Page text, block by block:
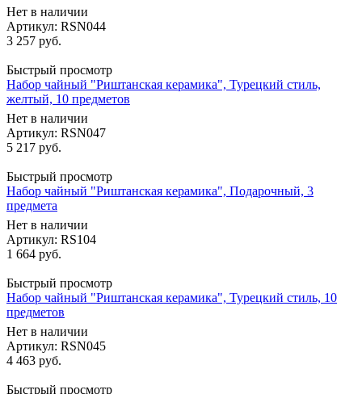
Нет в наличии
Артикул: RSN044
3 257 руб.
Быстрый просмотр
Набор чайный "Риштанская керамика", Турецкий стиль,
желтый, 10 предметов
Нет в наличии
Артикул: RSN047
5 217 руб.
Быстрый просмотр
Набор чайный "Риштанская керамика", Подарочный, 3
предмета
Нет в наличии
Артикул: RS104
1 664 руб.
Быстрый просмотр
Набор чайный "Риштанская керамика", Турецкий стиль, 10
предметов
Нет в наличии
Артикул: RSN045
4 463 руб.
Быстрый просмотр